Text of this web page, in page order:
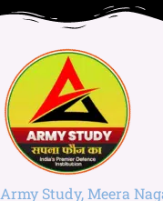
Army Study, Meera